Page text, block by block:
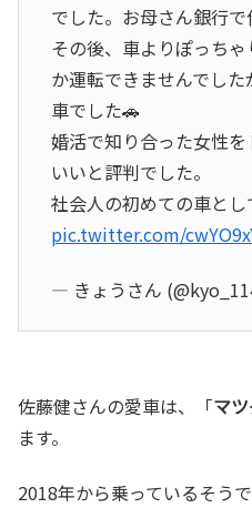
でした。お母さん銀行で
その後、車よりぽっち
か運転できませんでし
車でした🚗
婚活で知り合った女性
いいと評判でした。
社会人の初めての車と
pic.twitter.com/
— きょうさん
佐藤健さんの愛車は、「マ
ます。
2018年から乗っているそう